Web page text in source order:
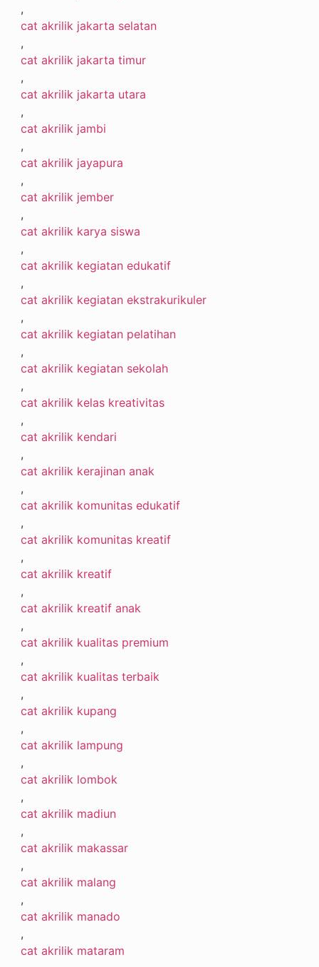
,
cat akrilik jakarta selatan
,
cat akrilik jakarta timur
,
cat akrilik jakarta utara
,
cat akrilik jambi
,
cat akrilik jayapura
,
cat akrilik jember
,
cat akrilik karya siswa
,
cat akrilik kegiatan edukatif
,
cat akrilik kegiatan ekstrakurikuler
,
cat akrilik kegiatan pelatihan
,
cat akrilik kegiatan sekolah
,
cat akrilik kelas kreativitas
,
cat akrilik kendari
,
cat akrilik kerajinan anak
,
cat akrilik komunitas edukatif
,
cat akrilik komunitas kreatif
,
cat akrilik kreatif
,
cat akrilik kreatif anak
,
cat akrilik kualitas premium
,
cat akrilik kualitas terbaik
,
cat akrilik kupang
,
cat akrilik lampung
,
cat akrilik lombok
,
cat akrilik madiun
,
cat akrilik makassar
,
cat akrilik malang
,
cat akrilik manado
,
cat akrilik mataram